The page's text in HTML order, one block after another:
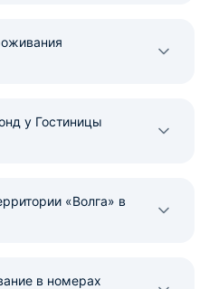
у Гостиницы
«Волга» в
в номерах